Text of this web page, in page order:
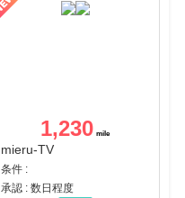
1,230
mieru-TV
条件 :
承認 : 数日程度